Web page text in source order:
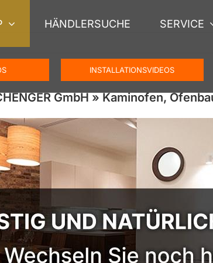
HÄNDLERSUCHE SERVICE
INSTALLATIONSVIDEOS
GmbH » Kaminofen,